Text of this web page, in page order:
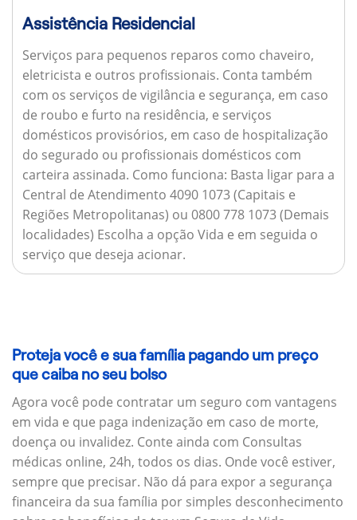
Assistência Residencial
Serviços para pequenos reparos como chaveiro,
eletricista e outros profissionais. Conta também
com os serviços de vigilância e segurança, em caso
de roubo e furto na residência, e serviços
domésticos provisórios, em caso de hospitalização
do segurado ou profissionais domésticos com
carteira assinada. Como funciona: Basta ligar para a
Central de Atendimento 4090 1073 (Capitais e
Regiões Metropolitanas) ou 0800 778 1073 (Demais
localidades) Escolha a opção Vida e em seguida o
serviço que deseja acionar.
Proteja você e sua família pagando um preço
que caiba no seu bolso
Agora você pode contratar um seguro com vantagens
em vida e que paga indenização em caso de morte,
doença ou invalidez. Conte ainda com Consultas
médicas online, 24h, todos os dias. Onde você estiver,
sempre que precisar. Não dá para expor a segurança
financeira da sua família por simples desconhecimento